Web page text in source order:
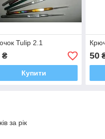
Tulip 2.1
₴
Купити
50
за рік